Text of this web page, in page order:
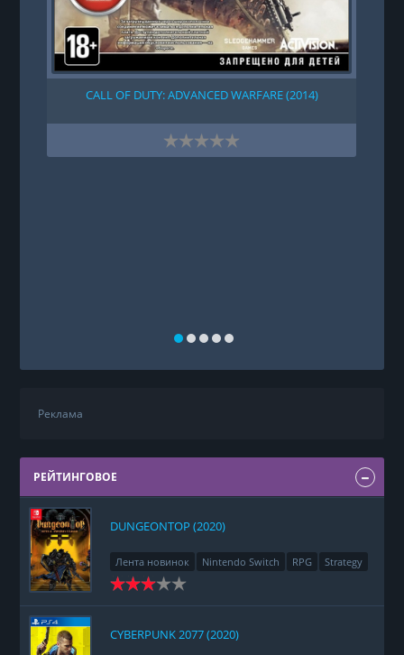
CALL OF DUTY: ADVANCED WARFARE (2014)
Реклама
РЕЙТИНГОВОЕ
DUNGEONTOP (2020)
Лента новинок Nintendo Switch RPG Strategy
CYBERPUNK 2077 (2020)